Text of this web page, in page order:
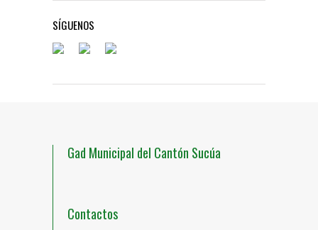
SÍGUENOS
Gad Municipal del Cantón Sucúa
Contactos